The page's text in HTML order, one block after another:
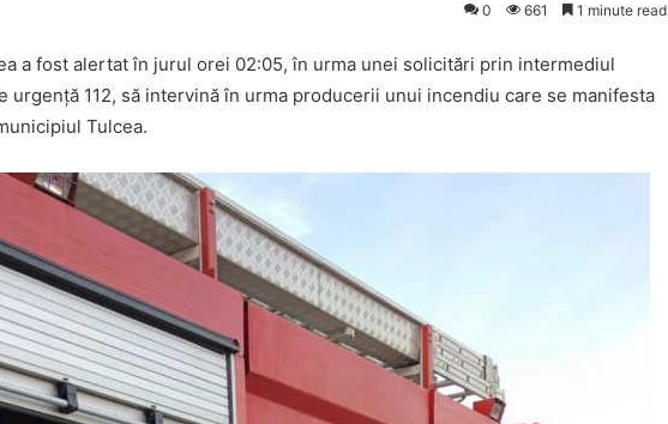
0 661 1 minute read
a fost alertat în jurul orei 02:05, în urma unei solicitări prin intermediul
urgență 112, să intervină în urma producerii unui incendiu care se manifesta
Tulcea.